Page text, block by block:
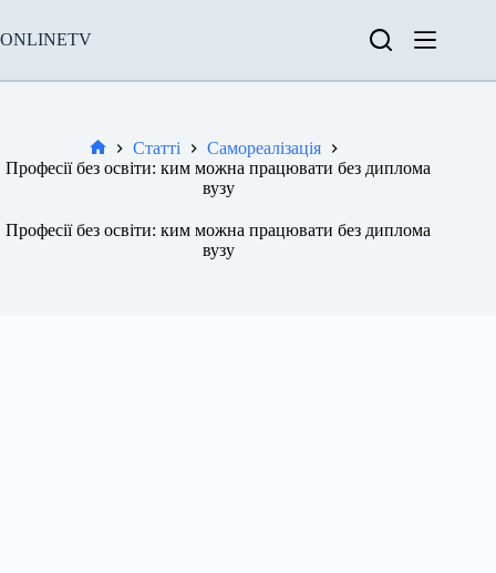
вмісту
ONLINETV
Новини
Статті
Самореалізація
Професії без освіти: ким можна працювати без диплома
вузу
Професії без освіти: ким можна працювати без диплома
вузу